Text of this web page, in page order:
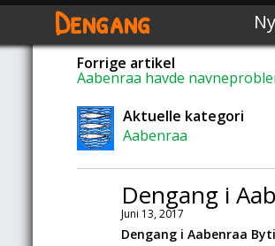
Dengang
Forrige artikel
Aabenraa havde
Aktuelle kategori
Aabenraa
Dengang i
Juni 13, 2017
Dengang i Aabenraa